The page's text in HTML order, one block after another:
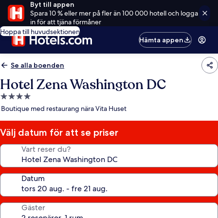
Byt till appen
Spara 10 % eller mer på fler än 100 000 hotell och logga
in för att tjäna förmåner
Hoppa till huvudsektionen
Hämta appen
Se alla boenden
Hotel Zena Washington DC
4.0-
stjärnigt
Boutique med restaurang nära Vita Huset
Välj datum för att se priser
Vart reser du?
Datum
Gäster